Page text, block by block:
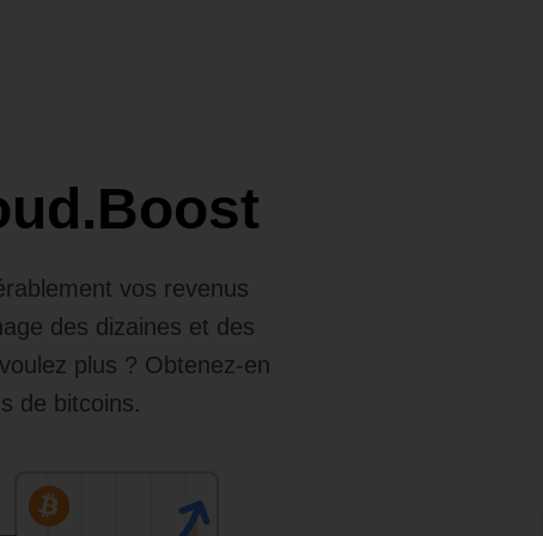
vos revenus
des dizaines et des
plus ? Obtenez-en
de bitcoins.